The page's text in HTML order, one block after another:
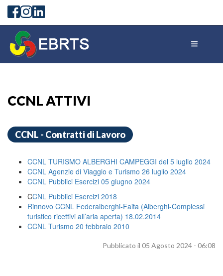
CCNL ATTIVI
CCNL - Contratti di Lavoro
CCNL TURISMO ALBERGHI CAMPEGGI del 5 luglio 2024
CCNL Agenzie di Viaggio e Turismo 26 luglio 2024
CCNL Pubblici Esercizi 05 giugno 2024
CCNL Pubblici Esercizi 2018
Rinnovo CCNL Federalberghi-Faita (Alberghi-Complessi
turistico ricettivi all’aria aperta) 18.02.2014
CCNL Turismo 20 febbraio 2010
Pubblicato il 05 Agosto 2024 - 06:08